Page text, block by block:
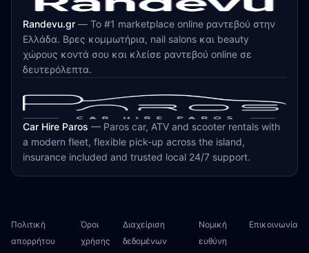
Randevu.gr — Το #1 marketplace online ραντεβού στην
Ελλάδα. Βρες κομμωτήρια, nail salons και beauty
χώρους κοντά σου και κλείσε ραντεβού online σε
δευτερόλεπτα.
Car Hire Paros — Paros car, ATV and scooter rentals with
a modern fleet, flexible pick-up across the island,
insurance included and trusted local 24/7 support.
Πολιτική
απορρήτου
Όροι
χρήσης
Διαχείριση
δεδομένων
Νομική
ευθύνη
Επικοινωνία